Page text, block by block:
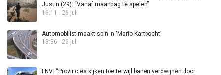
Justin (29): “Vanaf maandag te spelen”
16:11 - 26 juli
Automobilist maakt spin in ‘Mario Kartbocht’
13:36 - 26 juli
FNV: “Provincies kijken toe terwijl banen verdwijnen door